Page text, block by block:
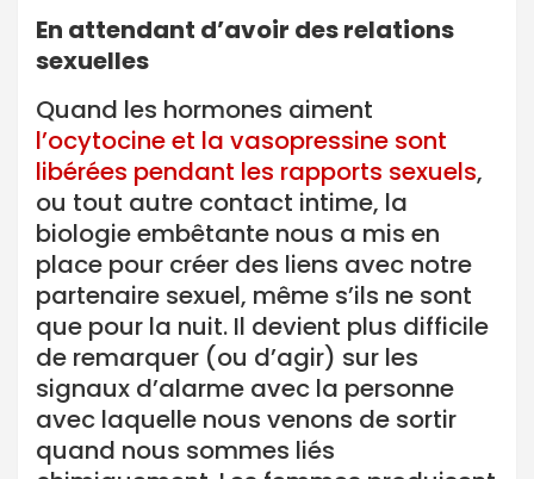
En attendant d’avoir des relations
sexuelles
Quand les hormones aiment
l’ocytocine et la vasopressine sont
libérées pendant les rapports sexuels,
ou tout autre contact intime, la
biologie embêtante nous a mis en
place pour créer des liens avec notre
partenaire sexuel, même s’ils ne sont
que pour la nuit. Il devient plus difficile
de remarquer (ou d’agir) sur les
signaux d’alarme avec la personne
avec laquelle nous venons de sortir
quand nous sommes liés